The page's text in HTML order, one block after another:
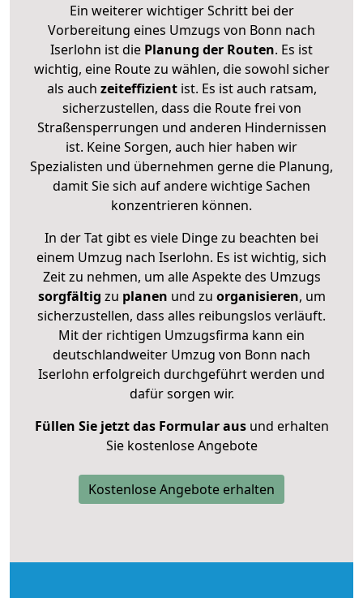
Ein weiterer wichtiger Schritt bei der
Vorbereitung eines Umzugs von Bonn nach
Iserlohn ist die Planung der Routen. Es ist
wichtig, eine Route zu wählen, die sowohl sicher
als auch zeiteffizientist. Es ist auch ratsam,
sicherzustellen, dass die Route frei von
Straßensperrungen und anderen Hindernissen
ist. Keine Sorgen, auch hier haben wir
Spezialisten und übernehmen gerne die Planung,
damit Sie sich auf andere wichtige Sachen
konzentrieren können.
In der Tat gibt es viele Dinge zu beachten bei
einem Umzug nach Iserlohn. Es ist wichtig, sich
Zeit zu nehmen, um alle Aspekte des Umzugs
sorgfältig zu planen und zu organisieren, um
sicherzustellen, dass alles reibungslos verläuft.
Mit der richtigen Umzugsfirma kann ein
deutschlandweiter Umzug von Bonn nach
Iserlohn erfolgreich durchgeführt werden und
dafür sorgen wir.
Füllen Sie jetzt das Formular ausund erhalten
Sie kostenlose Angebote
Kostenlose Angebote erhalten